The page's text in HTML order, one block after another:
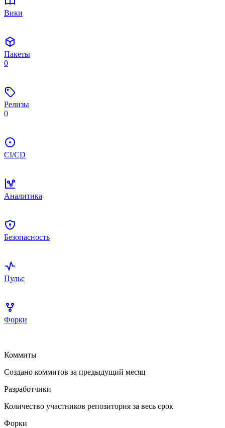
Вики
Пакеты
0
Релизы
0
CI/CD
Аналитика
Безопасность
Пульс
Форки
Коммиты
Создано коммитов за предыдущий месяц
Разработчики
Количество участников репозитория за весь срок
Форки